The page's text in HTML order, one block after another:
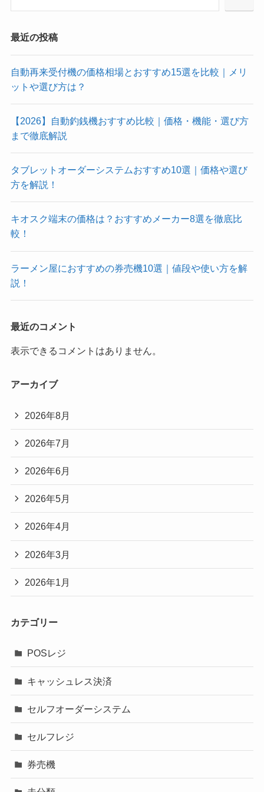
最近の投稿
自動再来受付機の価格相場とおすすめ15選を比較｜メリ
ットや選び方は？
【2026】自動釣銭機おすすめ比較｜価格・機能・選び方
まで徹底解説
タブレットオーダーシステムおすすめ10選｜価格や選び
方を解説！
キオスク端末の価格は？おすすめメーカー8選を徹底比
較！
ラーメン屋におすすめの券売機10選｜値段や使い方を解
説！
最近のコメント
表示できるコメントはありません。
アーカイブ
2026年8月
2026年7月
2026年6月
2026年5月
2026年4月
2026年3月
2026年1月
カテゴリー
POSレジ
キャッシュレス決済
セルフオーダーシステム
セルフレジ
券売機